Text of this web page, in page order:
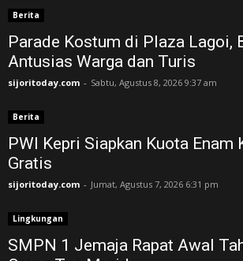
Berita
Parade Kostum di Plaza Lagoi,
Antusias Warga dan Turis
sijoritoday.com - Sabtu, Agustus 8, 2026 9:37 am
Berita
PWI Kepri Siapkan Kuota Enam
Gratis
sijoritoday.com - Jumat, Agustus 7, 2026 6:31 pm
Lingkungan
SMPN 1 Jemaja Rapat Awal